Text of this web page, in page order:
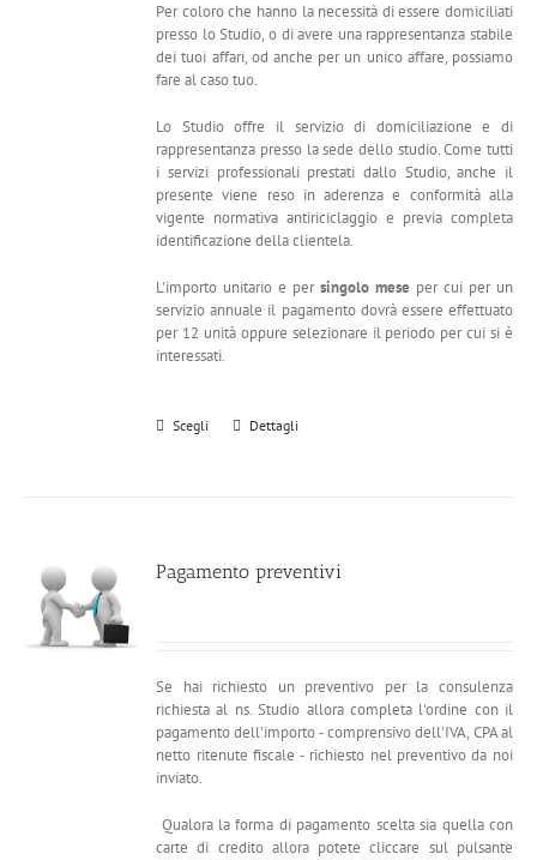
€ 100,00
a
€ 1.200,00
Per coloro che hanno la necessità di essere domiciliati
presso lo Studio, o di avere una rappresentanza stabile
dei tuoi affari, od anche per un unico affare, possiamo
fare al caso tuo.
Lo Studio offre il servizio di domiciliazione e di
rappresentanza presso la sede dello studio. Come tutti
i servizi professionali prestati dallo Studio, anche il
presente viene reso in aderenza e conformità alla
vigente normativa antiriciclaggio e previa completa
identificazione della clientela.
L'importo unitario e persingolo mese per cui per un
servizio annuale il pagamento dovrà essere effettuato
per 12 unità oppure selezionare il periodo per cui si è
interessati.
Scegli Dettagli
Pagamento preventivi
Se hai richiesto un preventivo per la consulenza
richiesta al ns. Studio allora completa l'ordine con il
pagamento dell'importo - comprensivo dell'IVA, CPA al
netto ritenute fiscale - richiesto nel preventivo da noi
inviato.
Qualora la forma di pagamento scelta sia quella con
carte di credito allora potete cliccare sul pulsante